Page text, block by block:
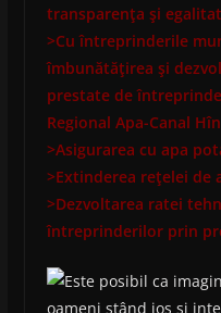
transparenţa şi
>Cu întreprinderile
îmbunătăţirea şi
prestate de
Regional Apa-Canal
>Asigurarea cu apa
>Extinderea reţelei de
>Dezvoltarea ratei
întreprinderilor prin